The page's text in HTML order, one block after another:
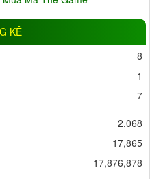
2 tháng(0)
4 tháng
6 tháng(6)
KÊ
8
1
7
2,068
17,865
17,876,878